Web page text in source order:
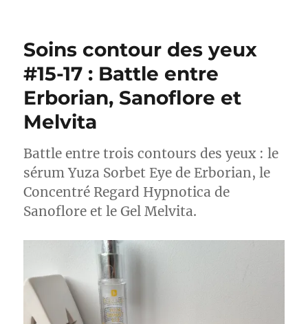
39
Battle
de
lotions
vs
Filorga)
Soins contour des yeux
#15-17 : Battle entre
Erborian, Sanoflore et
Melvita
Battle entre trois contours des yeux : le
sérum Yuza Sorbet Eye de Erborian, le
Concentré Regard Hypnotica de
Sanoflore et le Gel Melvita.